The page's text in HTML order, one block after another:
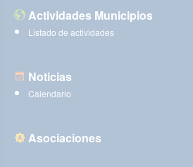
Actividades Municipios
Listado de actividades
Noticias
Calendario
Asociaciones